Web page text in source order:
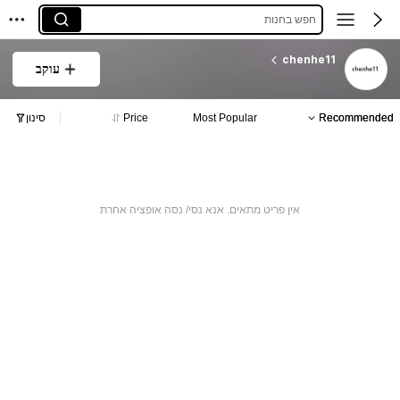
חפש בחנות
chenhe11
עוקב
Recommended
Most Popular
Price סינון
אין פריט מתאים. אנא נסי/ נסה אופציה אחרת